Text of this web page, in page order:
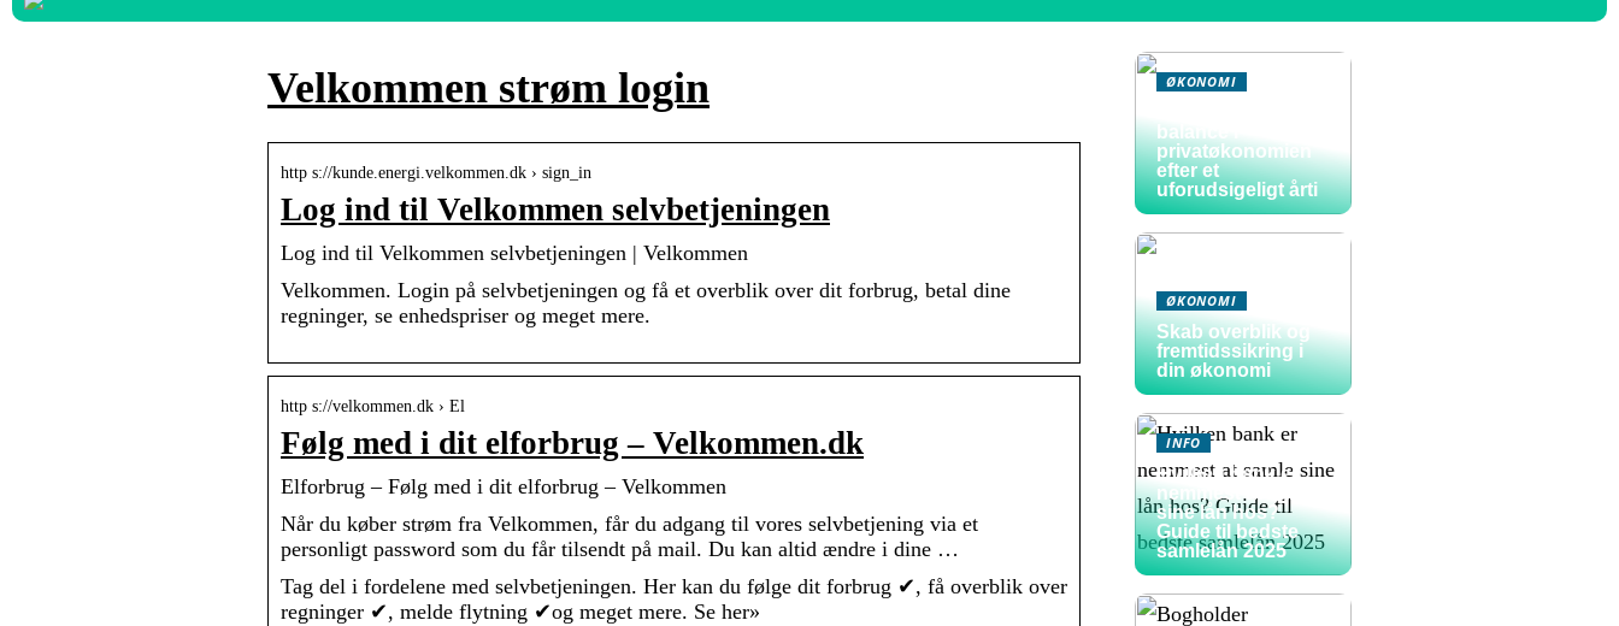
Velkommen strøm login
http s://kunde.energi.velkommen.dk › sign_in
Log ind til Velkommen selvbetjeningen
Log ind til Velkommen selvbetjeningen | Velkommen
Velkommen. Login på selvbetjeningen og få et overblik over dit forbrug, betal dine
regninger, se enhedspriser og meget mere.
http s://velkommen.dk › El
Følg med i dit elforbrug – Velkommen.dk
Elforbrug – Følg med i dit elforbrug – Velkommen
Når du køber strøm fra Velkommen, får du adgang til vores selvbetjening via et
personligt password som du får tilsendt på mail. Du kan altid ændre i dine …
Tag del i fordelene med selvbetjeningen. Her kan du følge dit forbrug ✔, få overblik over
regninger ✔, melde flytning ✔og meget mere. Se her»
ØKONOMI
balance i
privatøkonomien
efter et
uforudsigeligt årti
ØKONOMI
Skab overblik og
fremtidssikring i
din økonomi
INFO
Hvilken bank er
nemmest at samle
sine lån hos?
Guide til bedste
samlelån 2025